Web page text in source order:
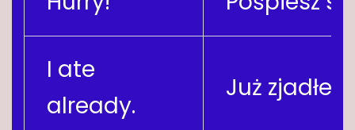
I ate
already.
Już